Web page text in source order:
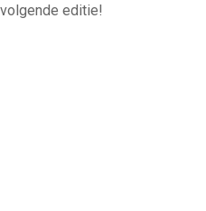
editie!